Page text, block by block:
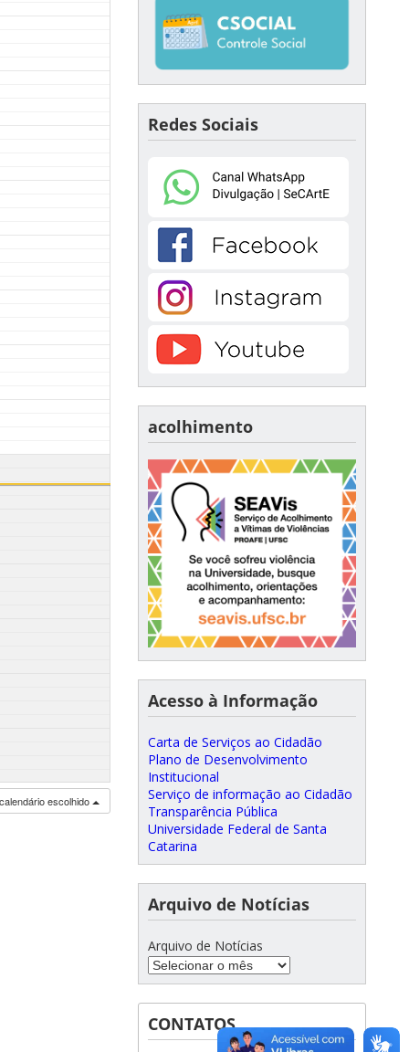
escolhido
Redes Sociais
acolhimento
Acesso à Informação
Carta de Serviços ao Cidadão
Plano de Desenvolvimento
Institucional
Serviço de informação ao Cidadão
Transparência Pública
Universidade Federal de Santa
Catarina
Arquivo de Notícias
Arquivo de Notícias
CONTATOS